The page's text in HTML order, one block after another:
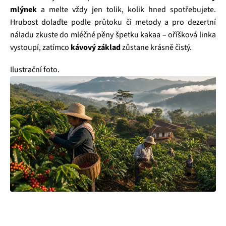
mlýnek a melte vždy jen tolik, kolik hned spotřebujete.
Hrubost dolaďte podle průtoku či metody a pro dezertní
náladu zkuste do mléčné pěny špetku kakaa – oříšková linka
vystoupí, zatímco kávový základzůstane krásně čistý.
Ilustrační foto.